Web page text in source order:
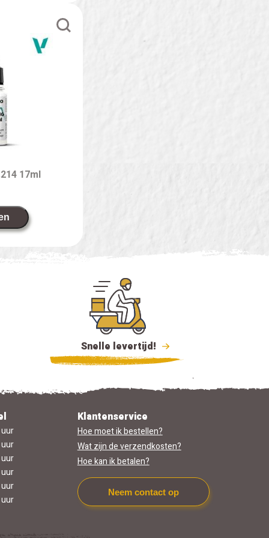
17ml
Snelle levertijd!
Klantenservice
Hoe moet ik bestellen?
Wat zijn de verzendkosten?
Hoe kan ik betalen?
Neem contact op